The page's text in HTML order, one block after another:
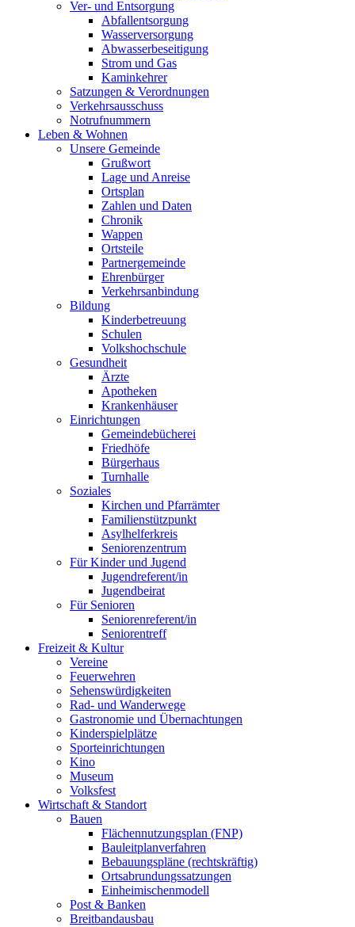
Ver- und Entsorgung
Abfallentsorgung
Wasserversorgung
Abwasserbeseitigung
Strom und Gas
Kaminkehrer
Satzungen & Verordnungen
Verkehrsausschuss
Notrufnummern
Leben & Wohnen
Unsere Gemeinde
Grußwort
Lage und Anreise
Ortsplan
Zahlen und Daten
Chronik
Wappen
Ortsteile
Partnergemeinde
Ehrenbürger
Verkehrsanbindung
Bildung
Kinderbetreuung
Schulen
Volkshochschule
Gesundheit
Ärzte
Apotheken
Krankenhäuser
Einrichtungen
Gemeindebücherei
Friedhöfe
Bürgerhaus
Turnhalle
Soziales
Kirchen und Pfarrämter
Familienstützpunkt
Asylhelferkreis
Seniorenzentrum
Für Kinder und Jugend
Jugendreferent/in
Jugendbeirat
Für Senioren
Seniorenreferent/in
Seniorentreff
Freizeit & Kultur
Vereine
Feuerwehren
Sehenswürdigkeiten
Rad- und Wanderwege
Gastronomie und Übernachtungen
Kinderspielplätze
Sporteinrichtungen
Kino
Museum
Volksfest
Wirtschaft & Standort
Bauen
Flächennutzungsplan (FNP)
Bauleitplanverfahren
Bebauungspläne (rechtskräftig)
Ortsabrundungssatzungen
Einheimischenmodell
Post & Banken
Breitbandausbau